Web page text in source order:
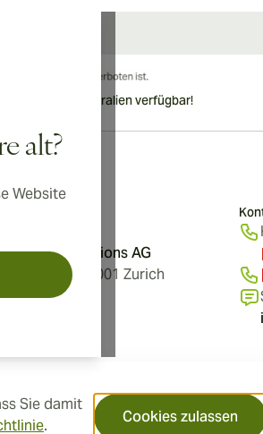
Sie damit
. Cookies zulassen
alt?
Website
und Australien verfügbar!
Distributions AG
20, 8001 Zurich